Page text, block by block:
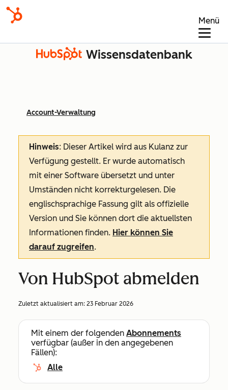
Menü
Wissensdatenbank
Account-Verwaltung
Hinweis: Dieser Artikel wird aus Kulanz zur
Verfügung gestellt. Er wurde automatisch
mit einer Software übersetzt und unter
Umständen nicht korrekturgelesen. Die
englischsprachige Fassung gilt als offizielle
Version und Sie können dort die aktuellsten
Informationen finden. Hier können Sie
darauf zugreifen.
Von HubSpot abmelden
Zuletzt aktualisiert am: 23 Februar 2026
Mit einem der folgenden Abonnements
verfügbar (außer in den angegebenen
Fällen):
Alle